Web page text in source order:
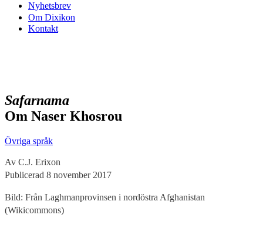
Nyhetsbrev
Om Dixikon
Kontakt
Safarnama
Om Naser Khosrou
Övriga språk
Av C.J. Erixon
Publicerad 8 november 2017
Bild: Från Laghmanprovinsen i nordöstra Afghanistan
(Wikicommons)